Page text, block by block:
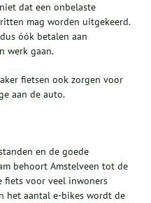
dat een onbelaste
mag worden uitgekeerd.
óók betalen aan
werk gaan.
fietsen ook zorgen voor
aan de auto.
en de goede
behoort Amstelveen tot de
fiets voor veel inwoners
het aantal e-bikes wordt de